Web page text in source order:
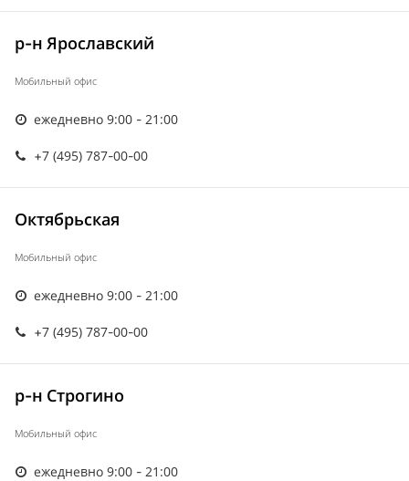
р-н Ярославский
Мобильный офис
ежедневно 9:00 - 21:00
+7 (495) 787-00-00
Октябрьская
Мобильный офис
ежедневно 9:00 - 21:00
+7 (495) 787-00-00
р-н Строгино
Мобильный офис
ежедневно 9:00 - 21:00